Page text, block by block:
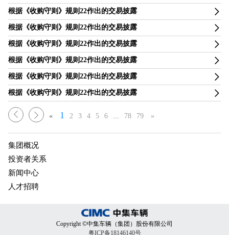
根据《收购守则》规则22作出的交易披露
根据《收购守则》规则22作出的交易披露
根据《收购守则》规则22作出的交易披露
根据《收购守则》规则22作出的交易披露
根据《收购守则》规则22作出的交易披露
根据《收购守则》规则22作出的交易披露
« 1 2 3 4 5 6 ... 78 79 »
集团概况
投资者关系
新闻中心
人才招聘
Copyright ©中集车辆（集团）股份有限公司
粤ICP备18146140号